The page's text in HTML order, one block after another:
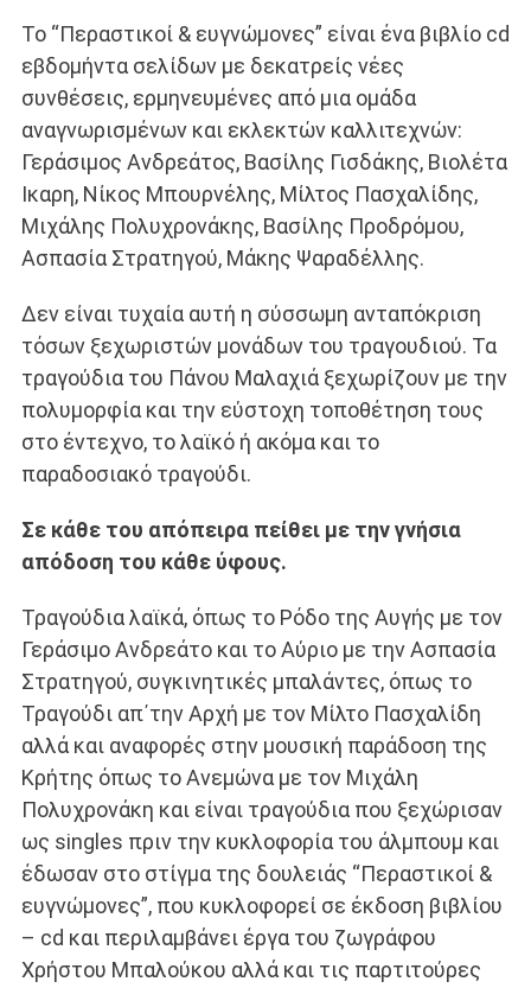
Το “Περαστικοί & ευγνώμονες” είναι ένα βιβλίο cd
εβδομήντα σελίδων με δεκατρείς νέες
συνθέσεις, ερμηνευμένες από μια ομάδα
αναγνωρισμένων και εκλεκτών καλλιτεχνών:
Γεράσιμος Ανδρεάτος, Βασίλης Γισδάκης, Βιολέτα
Ικαρη, Νίκος Μπουρνέλης, Μίλτος Πασχαλίδης,
Μιχάλης Πολυχρονάκης, Βασίλης Προδρόμου,
Ασπασία Στρατηγού, Μάκης Ψαραδέλλης.
Δεν είναι τυχαία αυτή η σύσσωμη ανταπόκριση
τόσων ξεχωριστών μονάδων του τραγουδιού. Τα
τραγούδια του Πάνου Μαλαχιά ξεχωρίζουν με την
πολυμορφία και την εύστοχη τοποθέτηση τους
στο έντεχνο, το λαϊκό ή ακόμα και το
παραδοσιακό τραγούδι.
Σε κάθε του απόπειρα πείθει με την γνήσια
απόδοση του κάθε ύφους.
Τραγούδια λαϊκά, όπως το Ρόδο της Αυγής με τον
Γεράσιμο Ανδρεάτο και το Αύριο με την Ασπασία
Στρατηγού, συγκινητικές μπαλάντες, όπως το
Τραγούδι απ΄την Αρχή με τον Μίλτο Πασχαλίδη
αλλά και αναφορές στην μουσική παράδοση της
Κρήτης όπως το Ανεμώνα με τον Μιχάλη
Πολυχρονάκη και είναι τραγούδια που ξεχώρισαν
ως singles πριν την κυκλοφορία του άλμπουμ και
έδωσαν στο στίγμα της δουλειάς “Περαστικοί &
ευγνώμονες”, που κυκλοφορεί σε έκδοση βιβλίου
– cd και περιλαμβάνει έργα του ζωγράφου
Χρήστου Μπαλούκου αλλά και τις παρτιτούρες